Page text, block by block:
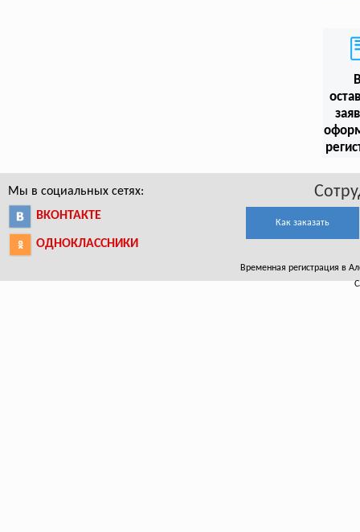
Мы в социальных сетях:
ВКОНТАКТЕ
ОДНОКЛАССНИКИ
Как заказать
Временная регистрация в